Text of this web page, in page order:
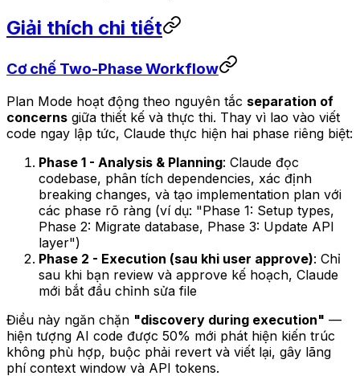
Giải thích chi tiết
Cơ chế Two-Phase Workflow
Plan Mode hoạt động theo nguyên tắc separation of
concerns giữa thiết kế và thực thi. Thay vì lao vào viết
code ngay lập tức, Claude thực hiện hai phase riêng biệt:
Phase 1 - Analysis & Planning: Claude đọc
codebase, phân tích dependencies, xác định
breaking changes, và tạo implementation plan với
các phase rõ ràng (ví dụ: "Phase 1: Setup types,
Phase 2: Migrate database, Phase 3: Update API
layer")
Phase 2 - Execution (sau khi user approve): Chỉ
sau khi bạn review và approve kế hoạch, Claude
mới bắt đầu chỉnh sửa file
Điều này ngăn chặn "discovery during execution" —
hiện tượng AI code được 50% mới phát hiện kiến trúc
không phù hợp, buộc phải revert và viết lại, gây lãng
phí context window và API tokens.